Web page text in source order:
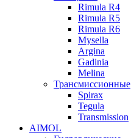
Rimula R4
Rimula R5
Rimula R6
Mysella
Argina
Gadinia
Melina
Трансмиссионные
Spirax
Tegula
Transmission
AIMOL